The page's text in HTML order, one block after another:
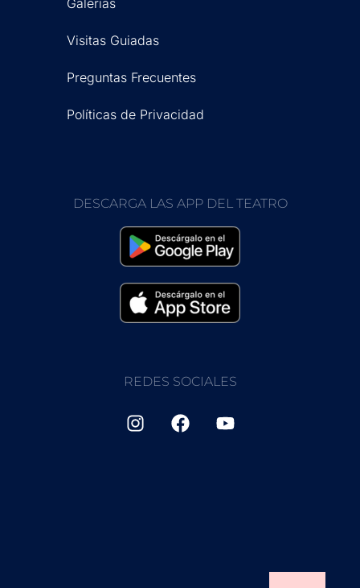
Visitas Guiadas
Preguntas Frecuentes
Políticas de Privacidad
DESCARGA LAS APP DEL TEATRO
REDES SOCIALES